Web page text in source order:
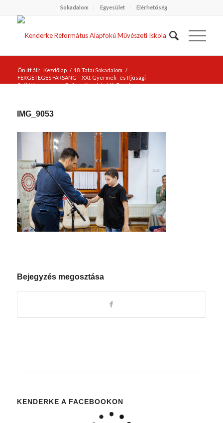
Sokadalom Egyesület Elérhetőség
Ön itt áll: Kezdőlap / 18. Tatai Sokadalom /
FERGETEGES FARSANG – XXI. Gyermek- és Ifjúsági
Szólótáncverseny, Református Iskolák Országos
IMG_9053
Bejegyzés megosztása
KENDERKE A FACEBOOKON